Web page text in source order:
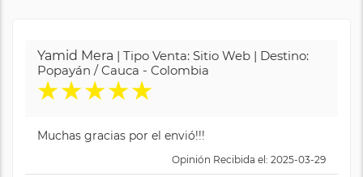
Yamid Mera | Tipo Venta: Sitio Web | Destino:
Popayán / Cauca - Colombia
★★★★★
Muchas gracias por el envió!!!
Opinión Recibida el: 2025-03-29